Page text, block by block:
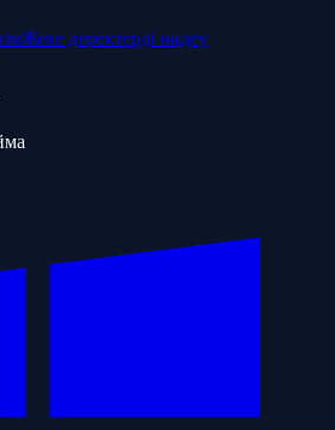
Жеке деректерді өңдеу